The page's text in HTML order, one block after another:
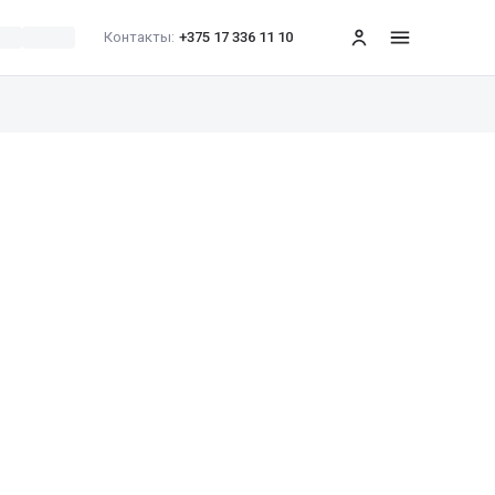
Контакты: +375 17 336 11 10 меню